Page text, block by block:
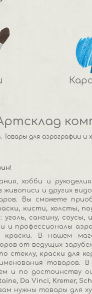
для аэрографии и
!
хобби и
и других
Вы сможете
, кисти, холсты,
: уголь, сангину, соусы,
и профессионалы
краски. В нашем
от ведущих
стеклу, краски для
товаров.
и по достоинству
, Da Vinci, Kremer,
нужны товары для